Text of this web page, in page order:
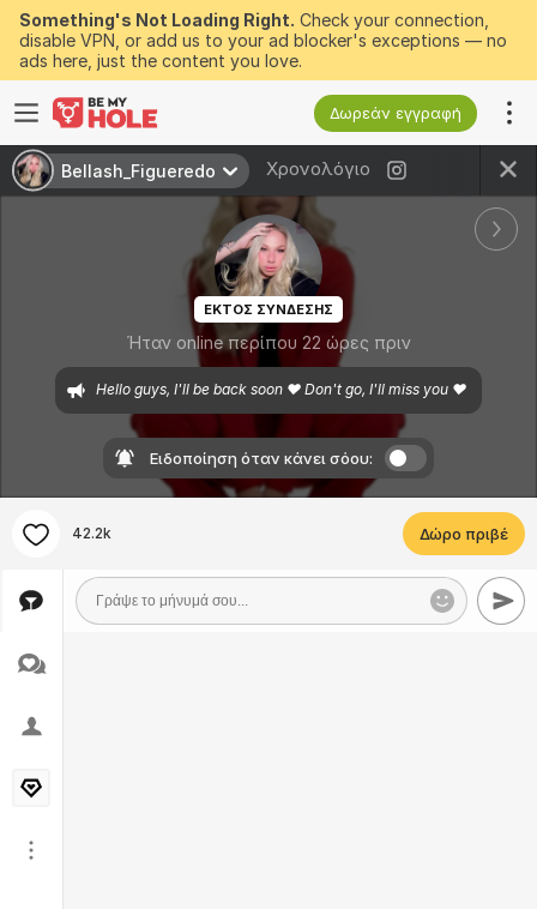
Something's Not Loading Right. Check your connection,
disable VPN, or add us to your ad blocker's exceptions — no
ads here, just the content you love.
Δωρεάν εγγραφή
Bellash_Figueredo Χρονολόγιο
ΕΚΤΟΣ ΣΥΝΔΕΣΗΣ
Ήταν online περίπου 22 ώρες πριν
Hello guys, I'll be back soon ♥ Don't go, I'll miss you ♥
Ειδοποίηση όταν κάνει σόου:
42.2k Δώρο πριβέ